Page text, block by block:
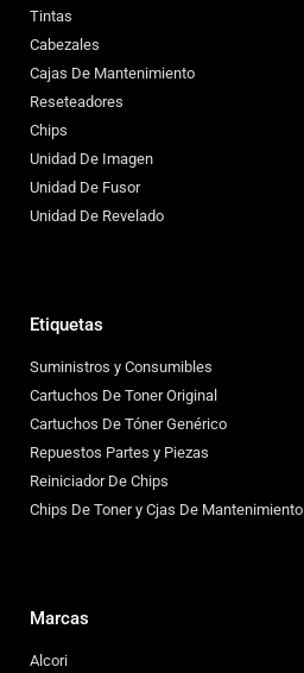
Tintas
Cabezales
Cajas De Mantenimiento
Reseteadores
Chips
Unidad De Imagen
Unidad De Fusor
Unidad De Revelado
Etiquetas
Suministros y Consumibles
Cartuchos De Toner Original
Cartuchos De Tóner Genérico
Repuestos Partes y Piezas
Reiniciador De Chips
Chips De Toner y Cjas De Mantenimiento
Marcas
Alcori